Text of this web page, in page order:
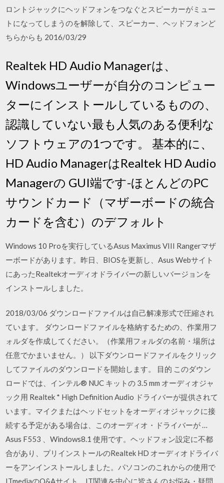
ロントジャックにヘッドフォンをつなぐとスピーカーがミュー
トになってしまうのを解除して、スピーカー、ヘッドフォンど
ちらからも 2016/03/29
Realtek HD Audio Managerは、
Windowsユーザーが自分のコンピュー
ターにインストールしているものの、
認識していない最も人気のある便利な
ソフトウェアの1つです。 基本的に、
HD Audio ManagerはRealtek HD Audio
Managerの GUI端です-ほとんどのPC
サウンドカード（マザーボードの統合
カードを含む）のデフォルト
Windows 10 Proを実行しているAsus Maximus VIII Rangerマザ
ーボードがあります。昨日、BIOSを更新し、Asus Webサイト
にあったRealtekオーディオドライバーの新しいバージョンを
インストールしました。
2018/03/06 ダウンロードファイルは自己解凍形式で圧縮され
ています。 ダウンロードファイルを格納するための、作業用フ
ォルダを作成してください。（作業用フォルダの名前・場所は
任意でかまいません。） 以下ダウンロードファイルをクリック
してファイルのダウンロードを開始します。 目的 このダウン
ロードでは、インテル® NUC キットの 3.5 mm オーディオジャ
ック用 Realtek * High Definition Audio ドライバーが提供されて
います。マイクまたはヘッドセットをオーディオジャックに接
続する予定がある場合は、このオーディオ・ドライバーが …
Asus F553 、Windows8.1 使用です。ヘッドフォン設定に不都
合があり、プリインストールのRealtek HD オーディオドライバ
ーをアンインストールしました。パソコンのこれからの使用で
ITmediaのQ&Aサイト。IT関連を中心に皆さんのお悩み・疑問